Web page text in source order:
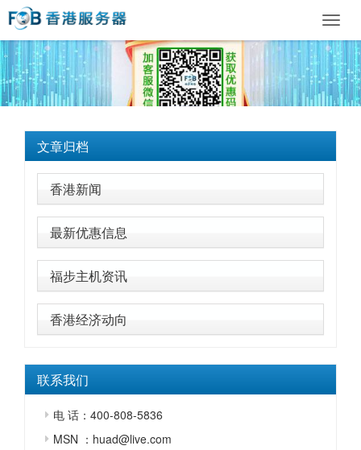
文章归档
香港新闻
最新优惠信息
福步主机资讯
香港经济动向
联系我们
电 话：400-808-5836
MSN ：huad@live.com